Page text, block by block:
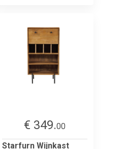
€ 349.00
Starfurn Wijnkast